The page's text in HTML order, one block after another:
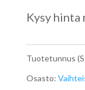
Kysy hinta
Tuotetunnus
Osasto: